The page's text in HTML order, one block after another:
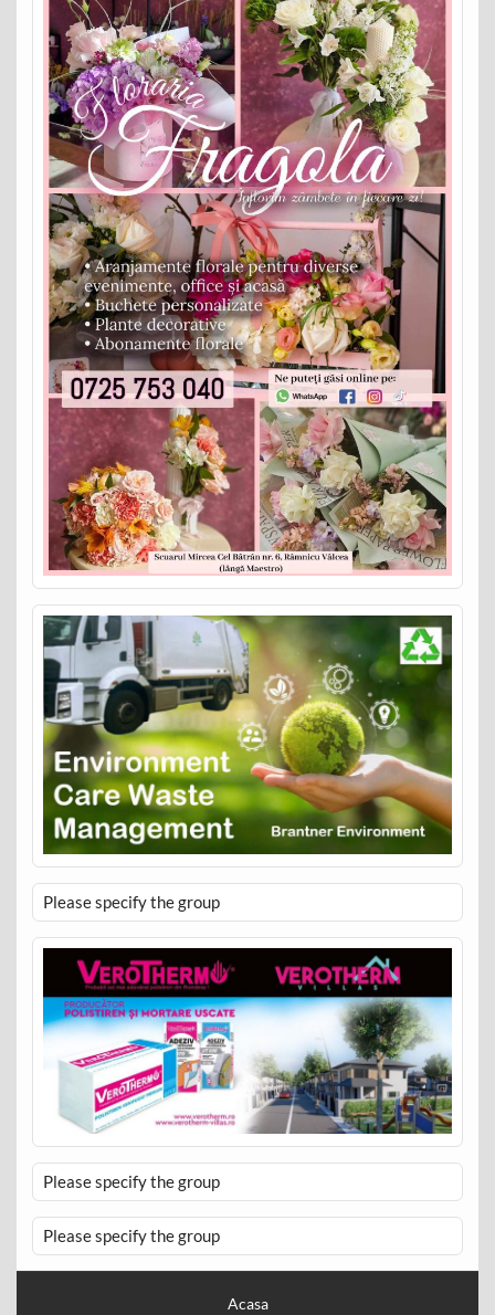
Please specify the group
Please specify the group
Please specify the group
Acasa